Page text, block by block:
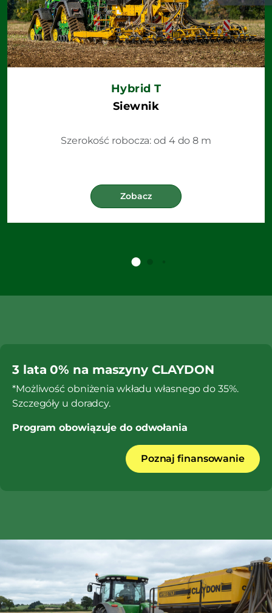
Hybrid T
Siewnik
Szerokość robocza: od 4 do 8 m
Zobacz
3 lata 0% na maszyny CLAYDON
*Możliwość obniżenia wkładu własnego do 35%.
Szczegóły u doradcy.
Program obowiązuje do odwołania
Poznaj finansowanie